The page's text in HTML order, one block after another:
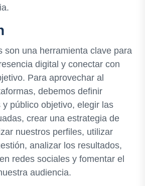
son una herramienta clave para
digital y conectar con
Para aprovechar al
debemos definir
público objetivo, elegir las
crear una estrategia de
nuestros perfiles, utilizar
analizar los resultados,
redes sociales y fomentar el
audiencia.